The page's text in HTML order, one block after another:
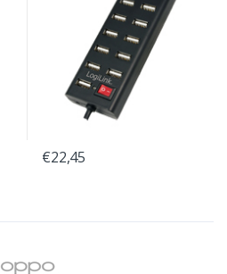
€22,45